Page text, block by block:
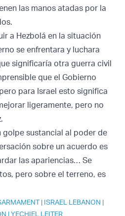
las manos atadas por la
a Hezbolá en la situación
se enfrentara y luchara
significaría otra guerra civil
que el Gobierno
para Israel esto significa
ligeramente, pero no
golpe sustancial al poder de
sobre un acuerdo es
las apariencias… Se
pero sobre el terreno, es
| ISRAEL LEBANON |
|YECHIEL LEITER